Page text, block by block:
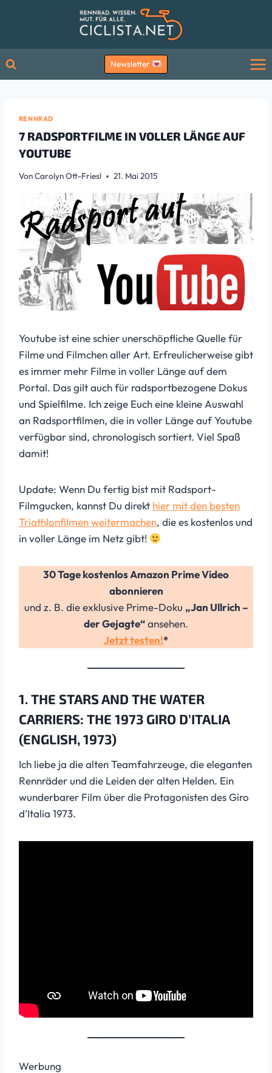
Newsletter
RENNRAD
7 RADSPORTFILME IN VOLLER LÄNGE AUF
YOUTUBE
VonCarolyn Ott-Friesl 21. Mai 2015
Youtube ist eine schier unerschöpfliche Quelle für
Filme und Filmchen aller Art. Erfreulicherweise gibt
es immer mehr Filme in voller Länge auf dem
Portal. Das gilt auch für radsportbezogene Dokus
und Spielfilme. Ich zeige Euch eine kleine Auswahl
an Radsportfilmen, die in voller Länge auf Youtube
verfügbar sind, chronologisch sortiert. Viel Spaß
damit!
Update: Wenn Du fertig bist mit Radsport-
Filmgucken, kannst Du direkt hier mit den besten
Triathlonfilmen weitermachen, die es kostenlos und
in voller Länge im Netz gibt!
30 Tage kostenlos Amazon Prime Video
abonnieren
und z. B. die exklusive Prime-Doku „Jan Ullrich –
der Gejagte“ansehen.
Jetzt testen!*
1. THE STARS AND THE WATER
CARRIERS: THE 1973 GIRO D’ITALIA
(ENGLISH, 1973)
Ich liebe ja die alten Teamfahrzeuge, die eleganten
Rennräder und die Leiden der alten Helden. Ein
wunderbarer Film über die Protagonisten des Giro
d’Italia 1973.
Werbung